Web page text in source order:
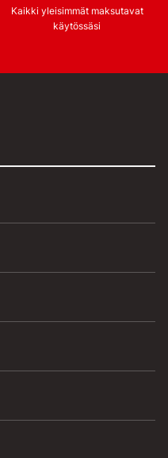
Kaikki yleisimmät maksutavat
käytössäsi